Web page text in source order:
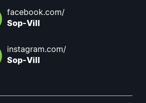
facebook.com/
Sop-Vill
instagram.com/
Sop-Vill